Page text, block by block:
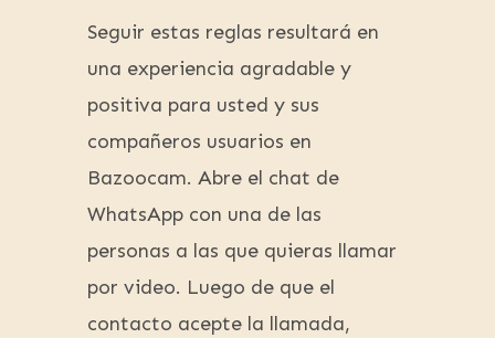
Seguir estas reglas resultará en
una experiencia agradable y
positiva para usted y sus
compañeros usuarios en
Bazoocam. Abre el chat de
WhatsApp con una de las
personas a las que quieras llamar
por video. Luego de que el
contacto acepte la llamada,